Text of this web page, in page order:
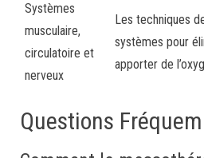
Systèmes
musculaire,
circulatoire et
nerveux
Les techniques
systèmes pour
apporter de
Questions